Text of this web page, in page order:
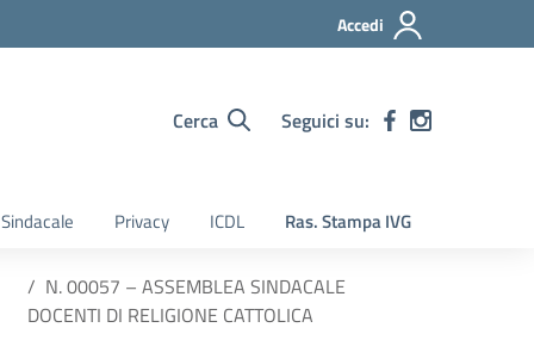
Accedi
Cerca Seguici su:
Privacy ICDL Ras. Stampa IVG
N. 00057 – ASSEMBLEA SINDACALE
DOCENTI DI RELIGIONE CATTOLICA